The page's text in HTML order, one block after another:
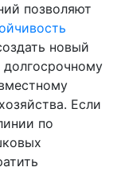
позволяют
новый
Если
по